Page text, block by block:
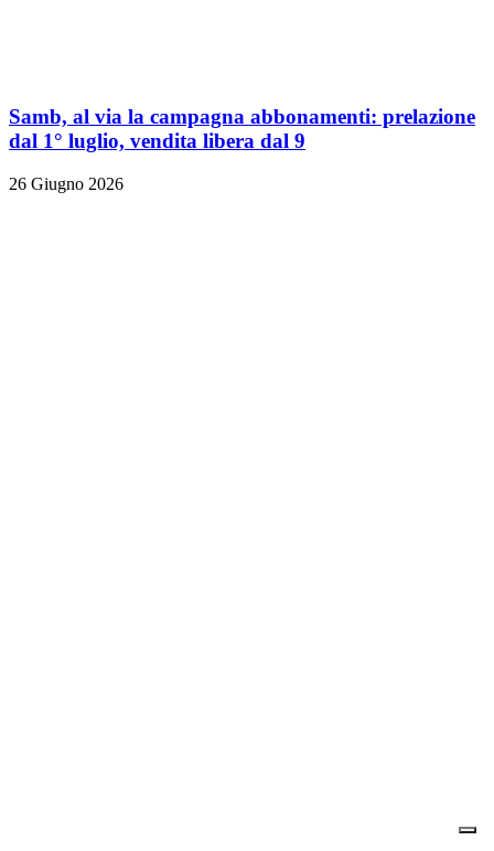
Samb, al via la campagna abbonamenti: prelazione
dal 1° luglio, vendita libera dal 9
26 Giugno 2026